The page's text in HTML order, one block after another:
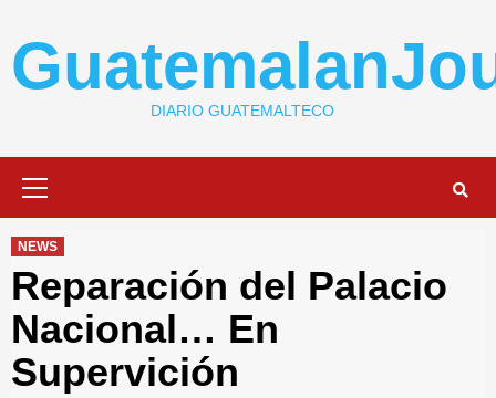
content
DIARIO GUATEMALTECO
NEWS
Reparación del Palacio
Nacional… En
Supervición